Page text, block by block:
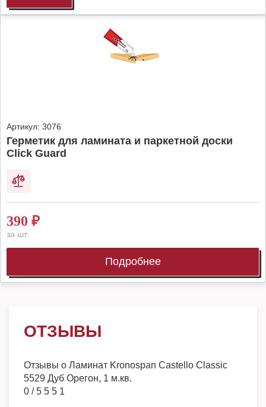
Артикул: 3076
Герметик для ламината и паркетной доски
Click Guard
390 ₽
за шт.
Подробнее
ОТЗЫВЫ
Отзывы о Ламинат Kronospan Castello Classic
5529 Дуб Орегон, 1 м.кв.
0 /5 5 5 1